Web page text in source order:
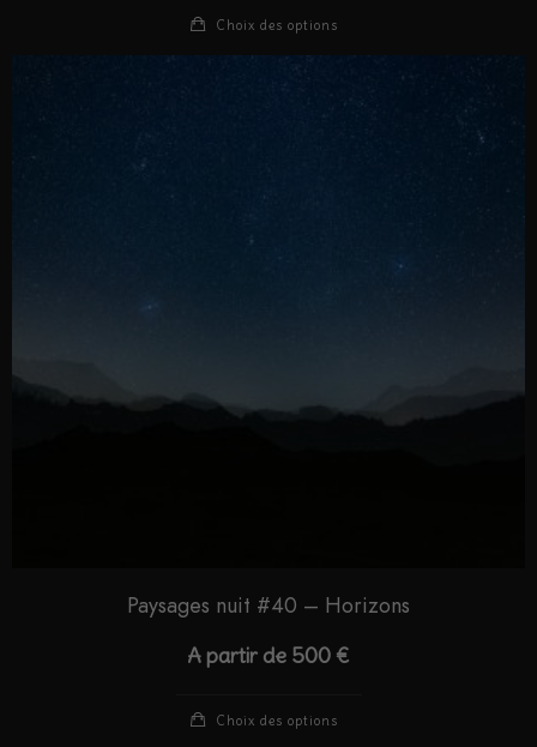
Choix des options
Paysages nuit #40 – Horizons
A partir de 500 €
Choix des options